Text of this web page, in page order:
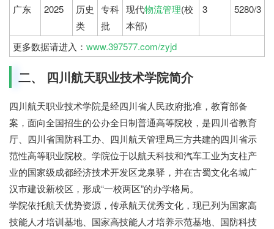
广东 2025
历史
类
专科
批
现代物流管理(校
本部)
3 5280/3
更多数据请进入： www.397577.com/zyjd
二、 四川航天职业技术学院简介
四川航天职业技术学院是经四川省人民政府批准，教育部备
案，面向全国招生的公办全日制普通高等院校，是四川省教育
厅、四川省国防科工办、四川航天管理局三方共建的四川省示
范性高等职业院校。学院位于以航天科技和汽车工业为支柱产
业的国家级成都经济技术开发区龙泉驿，并在古蜀文化名城广
汉市建设新校区，形成“一校两区”的办学格局。
学院依托航天优势资源，传承航天优秀文化，现已列为国家高
技能人才培训基地、国家高技能人才培养示范基地、国防科技